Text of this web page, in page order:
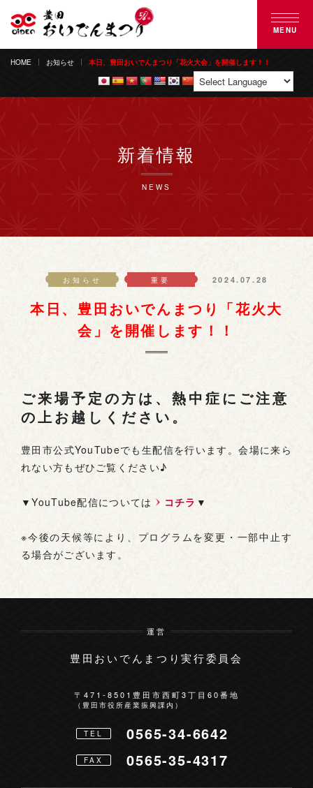
MENU
豊田おいでんまつりとは
よくある質問
HOME お知らせ 本日、豊田おいでんまつり「花火大会」を開催します！！
新着情報
NEWS
お知らせ 重要 2024.07.28
本日、豊田おいでんまつり「花火大
会」を開催します！！
ご来場予定の方は、熱中症にご注意
の上お越しください。
豊田市公式YouTubeでも生配信を行います。会場に来ら
れない方もぜひご覧ください♪
▼YouTube配信については コチラ ▼
※今後の天候等により、プログラムを変更・一部中止す
る場合がございます。
運営
豊田おいでんまつり実行委員会
〒471-8501 豊田市西町3丁目60番地
（豊田市役所産業振興課内）
TEL 0565-34-6642
FAX 0565-35-4317